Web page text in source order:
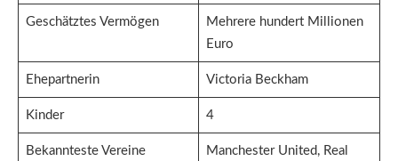
Geschätztes Vermögen
Mehrere hundert Millionen
Euro
Ehepartnerin Victoria Beckham
Kinder 4
Bekannteste Vereine
Manchester United, Real